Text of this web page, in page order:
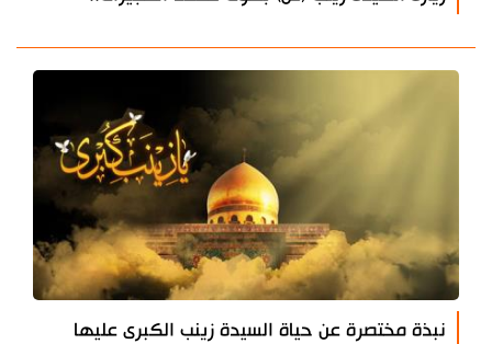
نبذة مختصرة عن حياة السيدة زينب الكبرى عليها